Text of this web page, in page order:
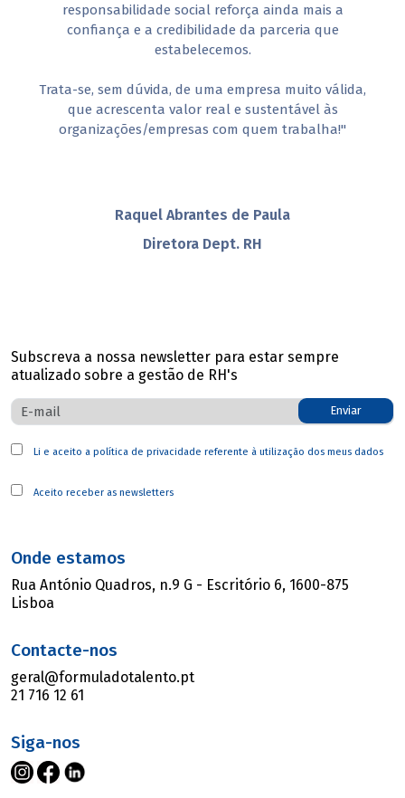
responsabilidade social reforça ainda mais a
confiança e a credibilidade da parceria que
estabelecemos.
Trata-se, sem dúvida, de uma empresa muito válida,
que acrescenta valor real e sustentável às
organizações/empresas com quem trabalha!"
Raquel Abrantes de Paula
Diretora Dept. RH
Subscreva a nossa newsletter para estar sempre
atualizado sobre a gestão de RH's
Enviar
Li e aceito a política de privacidade referente à utilização dos meus dados
Aceito receber as newsletters
Onde estamos
Rua António Quadros, n.9 G - Escritório 6, 1600-875
Lisboa
Contacte-nos
geral@formuladotalento.pt
21 716 12 61
Siga-nos